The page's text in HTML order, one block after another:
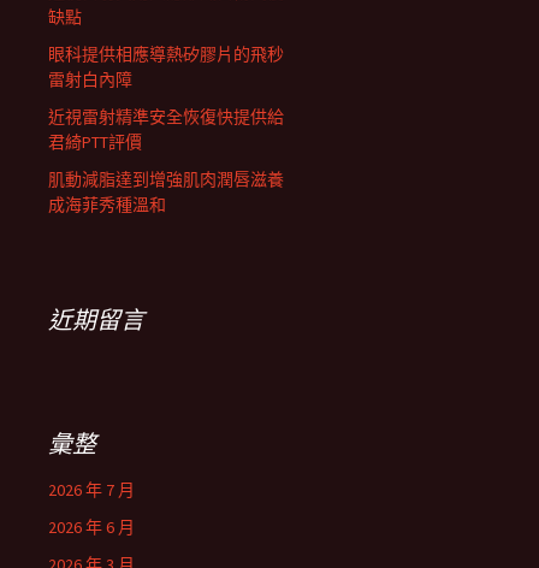
缺點
眼科提供相應導熱矽膠片的飛秒
雷射白內障
近視雷射精準安全恢復快提供給
君綺PTT評價
肌動減脂達到增強肌肉潤唇滋養
成海菲秀種溫和
近期留言
彙整
2026 年 7 月
2026 年 6 月